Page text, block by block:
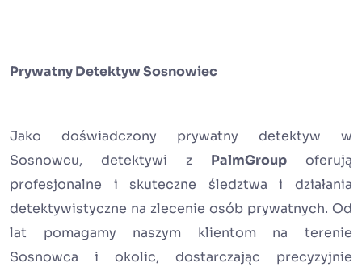
Prywatny Detektyw Sosnowiec
Jako doświadczony prywatny detektyw w
Sosnowcu, detektywi z PalmGroup oferują
profesjonalne i skuteczne śledztwa i działania
detektywistyczne na zlecenie osób prywatnych. Od
lat pomagamy naszym klientom na terenie
Sosnowca i okolic, dostarczając precyzyjnie